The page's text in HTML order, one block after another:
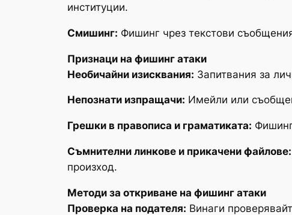
институции.
Смишинг: Фишинг чрез текстови
Признаци на фишинг атаки
Необичайни изисквания: Запитвания за
Непознати изпращачи: Имейли или
Грешки в правописа и граматиката:
Съмнителни линкове и прикачени файлове:
произход.
Методи за откриване на фишинг атаки
Проверка на подателя: Винаги